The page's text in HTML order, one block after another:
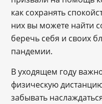
как сохранять
них вы можете найти
беречь себя и своих
пандемии.
В уходящем году
физическую
забывать